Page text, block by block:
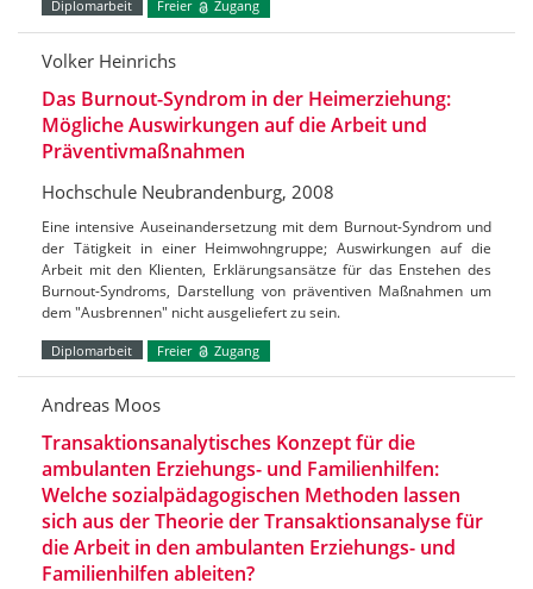
Diplomarbeit Freier Zugang
Volker Heinrichs
Das Burnout-Syndrom in der Heimerziehung:
Mögliche Auswirkungen auf die Arbeit und
Präventivmaßnahmen
Hochschule Neubrandenburg, 2008
Eine intensive Auseinandersetzung mit dem Burnout-Syndrom und
der Tätigkeit in einer Heimwohngruppe; Auswirkungen auf die
Arbeit mit den Klienten, Erklärungsansätze für das Enstehen des
Burnout-Syndroms, Darstellung von präventiven Maßnahmen um
dem "Ausbrennen" nicht ausgeliefert zu sein.
Diplomarbeit Freier Zugang
Andreas Moos
Transaktionsanalytisches Konzept für die
ambulanten Erziehungs- und Familienhilfen:
Welche sozialpädagogischen Methoden lassen
sich aus der Theorie der Transaktionsanalyse für
die Arbeit in den ambulanten Erziehungs- und
Familienhilfen ableiten?